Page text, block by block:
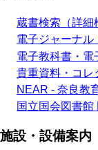
蔵書検索（詳細
電子ジャーナル
電子教科書・電
貴重資料・コレ
NEAR - 奈良教
国立国会図書館
施設・設備案内